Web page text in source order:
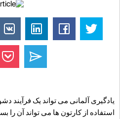
یادگیری آلمانی می تواند یک فرآیند
استفاده از کارتون ها می تواند آن را